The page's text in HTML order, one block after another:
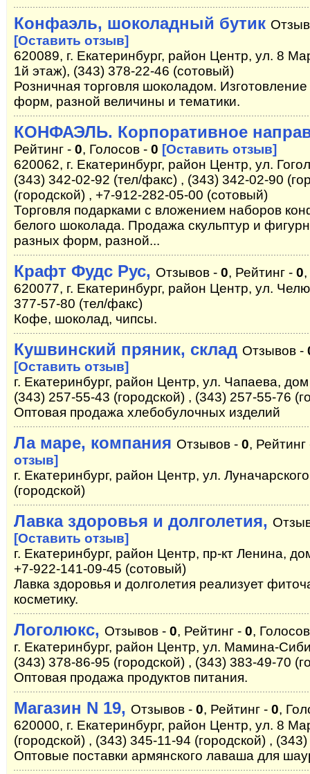
Конфаэль, шоколадный бутик
[Оставить отзыв]
620089, г. Екатеринбург, район Центр, ул. 8
1й этаж), (343) 378-22-46 (сотовый)
Розничная торговля шоколадом.
форм, разной величины и тематики.
КОНФАЭЛЬ. Корпоративное
Рейтинг - 0, Голосов - 0 [Оставить отзыв]
620062, г. Екатеринбург, район Центр, ул.
(343) 342-02-92 (тел/факс) , (343) 342-02-90
(городской) , +7-912-282-05-00 (сотовый)
Торговля подарками с вложением наборов
белого шоколада. Продажа скульптур и
разных форм, разной...
Крафт Фудс Рус, Отзывов - 0, Рейтинг - 0
620077, г. Екатеринбург, район Центр, ул.
377-57-80 (тел/факс)
Кофе, шоколад, чипсы.
Кушвинский пряник, склад Отзывов -
[Оставить отзыв]
г. Екатеринбург, район Центр, ул. Чапаева,
(343) 257-55-43 (городской) , (343) 257-55-76
Оптовая продажа хлебобулочных изделий
Ла маре, компания Отзывов - 0,
отзыв]
г. Екатеринбург, район Центр, ул.
(городской)
Лавка здоровья и долголетия,
[Оставить отзыв]
г. Екатеринбург, район Центр, пр-кт Ленина,
+7-922-141-09-45 (сотовый)
Лавка здоровья и долголетия реализует
косметику.
Логолюкс, Отзывов - 0, Рейтинг - 0,
г. Екатеринбург, район Центр, ул. Мамина-
(343) 378-86-95 (городской) , (343) 383-49-70
Оптовая продажа продуктов питания.
Магазин N 19, Отзывов - 0, Рейтинг - 0,
620000, г. Екатеринбург, район Центр, ул. 8
(городской) , (343) 345-11-94 (городской) ,
Оптовые поставки армянского лаваша для